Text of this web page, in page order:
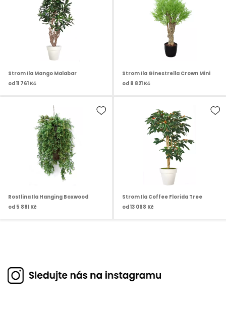
Strom Ila Mango Malabar
od11 761 Kč
Strom Ila Ginestrella Crown Mini
od 8 821 Kč
Rostlina Ila Hanging Boxwood
od 5 881 Kč
Strom Ila Coffee Florida Tree
od 13 068 Kč